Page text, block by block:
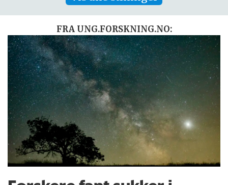
FRA UNG.FORSKNING.NO: